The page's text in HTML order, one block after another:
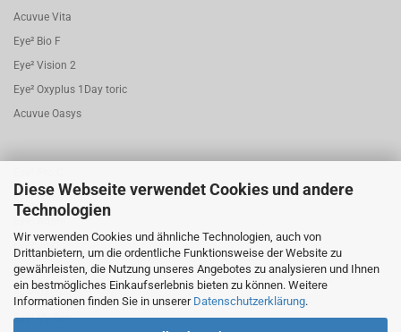
Diese Webseite verwendet Cookies und andere
Technologien
Wir verwenden Cookies und ähnliche Technologien, auch von
Drittanbietern, um die ordentliche Funktionsweise der Website zu
gewährleisten, die Nutzung unseres Angebotes zu analysieren und Ihnen
ein bestmögliches Einkaufserlebnis bieten zu können. Weitere
Informationen finden Sie in unserer Datenschutzerklärung.
Acuvue Vita
Eye² Bio F
Eye² Vision 2
Eye² Oxyplus 1Day toric
Acuvue Oasys
Eye² Nova
Eye² Joy
Eye² Bio.F 1 Day torisch
Eye² Dayfresh
Eye² My.Sen